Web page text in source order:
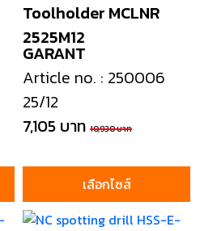
GARANT
Toolholder MCLNR
2525M12
Article no. : 250006
25/12
7,105 บาท 10,930 บาท
เลือกไซส์